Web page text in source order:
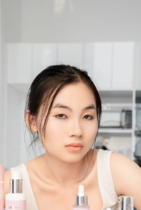
DE EXOSIA
permet d’obtenir des
la peau
irrégularités